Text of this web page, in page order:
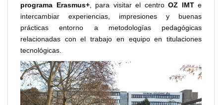
programa Erasmus+, para visitar el centro OZ IMTe
intercambiar experiencias, impresiones y buenas
prácticas entorno a metodologías pedagógicas
relacionadas con el trabajo en equipo en titulaciones
tecnológicas.